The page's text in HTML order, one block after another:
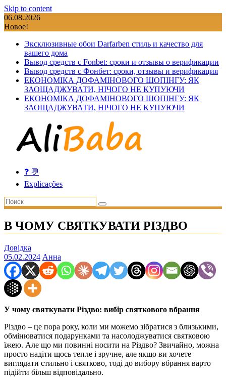
Skip to content
06.08.2026
Новое!
Эксклюзивные обои Darfarben стиль и качество для
вашего дома
Вывод средств с Fonbet: сроки и отзывы о верификации
Вывод средств с Фонбет: сроки, отзывы и верификация
ЕКОНОМІКА ДОФАМІНОВОГО ШОПІНГУ: ЯК
ЗАОЩАДЖУВАТИ, НІЧОГО НЕ КУПУЮЧИ
ЕКОНОМІКА ДОФАМІНОВОГО ШОПІНГУ: ЯК
ЗАОЩАДЖУВАТИ, НІЧОГО НЕ КУПУЮЧИ
❓ 💬
Explicações
В ЧОМУ СВЯТКУВАТИ РІЗДВО
Довідка
05.02.2024 Анна
У чому святкувати Різдво: вибір святкового вбрання
Різдво – це пора року, коли ми можемо зібратися з близькими,
обмінюватися подарунками та насолоджуватися святковою
їжею. Але що ми повинні носити на Різдво? Звичайно, можна
просто надіти щось тепле і зручне, але якщо ви хочете
виглядати стильно і святково, тоді до вибору вбрання варто
підійти більш відповідально.